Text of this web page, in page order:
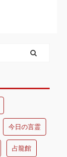
今日の言霊
占龍館